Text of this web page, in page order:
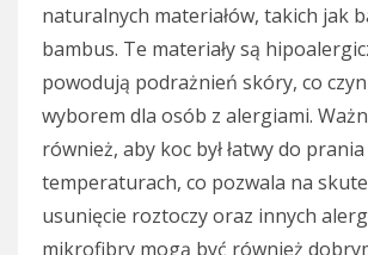
naturalnych materiałów, takich jak
bambus. Te materiały są
powodują podrażnień skóry, co
wyborem dla osób z alergiami.
również, aby koc był łatwy do
temperaturach, co pozwala na
usunięcie roztoczy oraz innych
mikrofibry mogą być również